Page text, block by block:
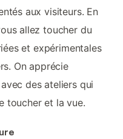
aux visiteurs. En
allez toucher du
et expérimentales
On apprécie
des ateliers qui
toucher et la vue.